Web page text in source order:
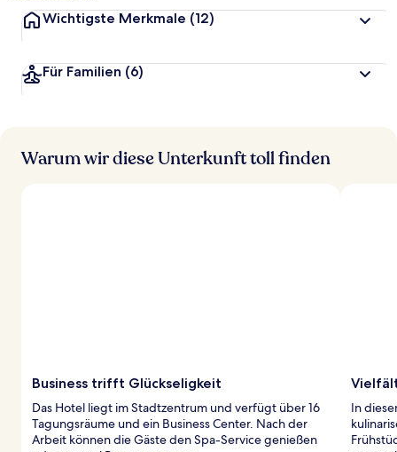
Wichtigste Merkmale (12)
Für Familien (6)
Warum wir diese Unterkunft toll finden
Business trifft Glückseligkeit
Das Hotel liegt im Stadtzentrum und verfügt über 16
Tagungsräume und ein Business Center. Nach der
Arbeit können die Gäste den Spa-Service genießen
In